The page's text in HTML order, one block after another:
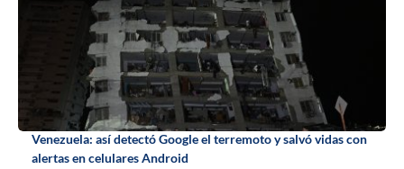
Venezuela: así detectó Google el terremoto y salvó vidas con
alertas en celulares Android